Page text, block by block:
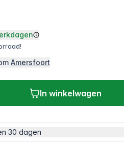
Amersfoort
In winkelwagen
30 dagen